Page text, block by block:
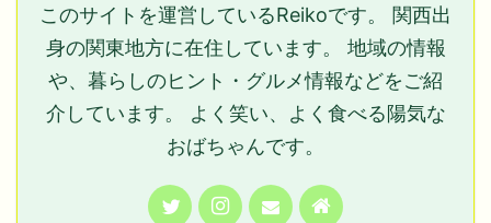
このサイトを運営しているReikoです。 関西出
身の関東地方に在住しています。 地域の情報
や、暮らしのヒント・グルメ情報などをご紹
介しています。 よく笑い、よく食べる陽気な
おばちゃんです。